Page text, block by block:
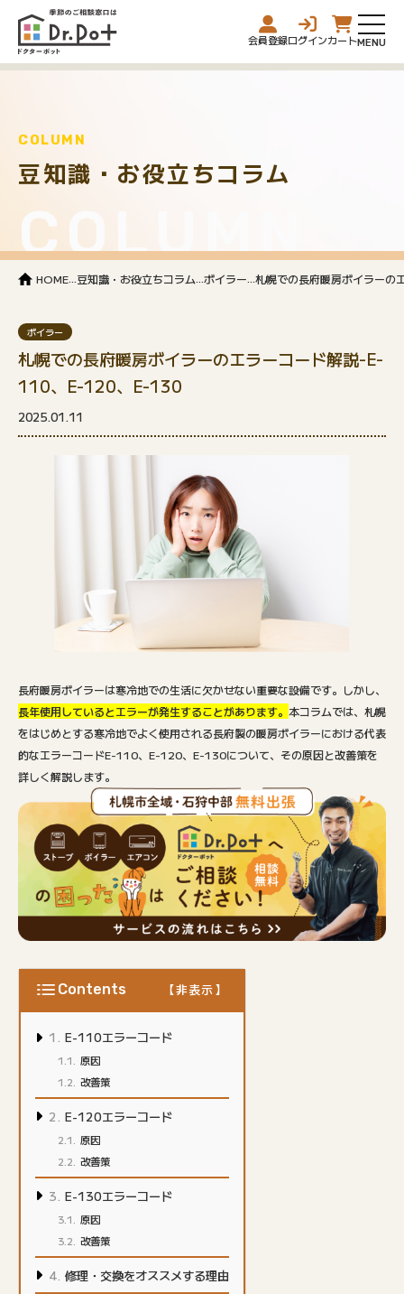
会員登録ログインカート
COLUMN
豆知識・お役立ちコラム
COLUMN
HOME 豆知識・お役立ちコラム ボイラー 札幌での長府暖房ボイラー
ボイラー
札幌での長府暖房ボイラーのエラーコード解説-E-
110、E-120、E-130
2025.01.11
長府暖房ボイラーは寒冷地での生活に欠かせない重要な設備です。しかし、
長年使用しているとエラーが発生することがあります。 本コラムでは、札幌
をはじめとする寒冷地でよく使用される長府製の暖房ボイラーにおける代表
的なエラーコードE-110、E-120、E-130について、その原因と改善策を
詳しく解説します。
Contents
E-110エラーコード
原因
改善策
E-120エラーコード
原因
改善策
E-130エラーコード
原因
改善策
修理・交換をオススメする理由